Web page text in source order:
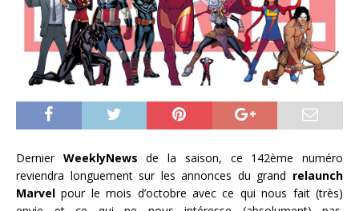
Dernier WeeklyNews de la saison, ce 142ème numéro
reviendra longuement sur les annonces du grand relaunch
Marvel pour le mois d’octobre avec ce qui nous fait (très)